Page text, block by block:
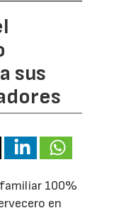
sus
100%
en